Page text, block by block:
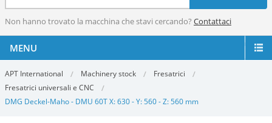
Non hanno trovato la macchina che stavi cercando? Contattaci
MENU
APT International Machinery stock
Fresatrici
Fresatrici universali e CNC
DMG Deckel-Maho - DMU 60T X: 630 - Y: 560 - Z: 560 mm